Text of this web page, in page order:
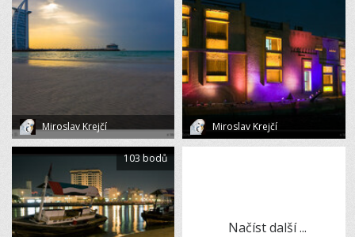
Miroslav Krejčí Miroslav Krejčí
103 bodů
Načíst další ...